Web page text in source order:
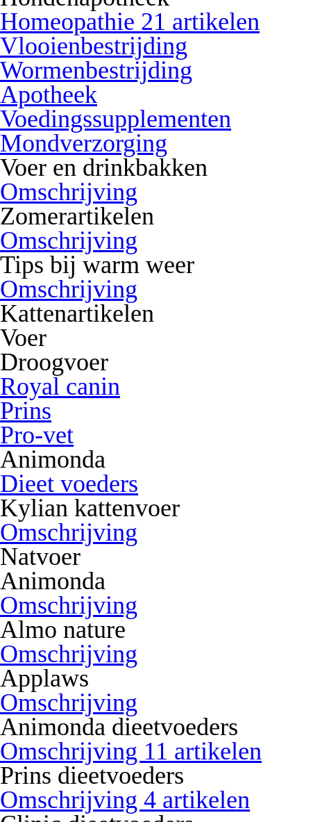
Homeopathie 21 artikelen
Vlooienbestrijding
Wormenbestrijding
Apotheek
Voedingssupplementen
Mondverzorging
Voer en drinkbakken
Omschrijving
Zomerartikelen
Omschrijving
Tips bij warm weer
Omschrijving
Kattenartikelen
Voer
Droogvoer
Royal canin
Prins
Pro-vet
Animonda
Dieet voeders
Kylian kattenvoer
Omschrijving
Natvoer
Animonda
Omschrijving
Almo nature
Omschrijving
Applaws
Omschrijving
Animonda dieetvoeders
Omschrijving 11 artikelen
Prins dieetvoeders
Omschrijving 4 artikelen